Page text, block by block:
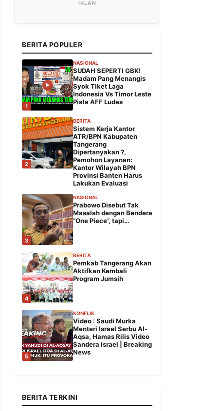
BERITA POPULER
1
NASIONAL
SUDAH SEPERTI GBK!
Madam Pang Menangis
Syok Tiket Laga
Indonesia Vs Timor Leste
Piala AFF Ludes
2
BERITA
Sistem Kerja Kantor
ATR/BPN Kabupaten
Tangerang
Dipertanyakan ?,
Pemohon Layanan:
Kantor Wilayah BPN
Provinsi Banten Harus
Lakukan Evaluasi
3
NASIONAL
Prabowo Disebut Tak
Masalah dengan Bendera
“One Piece”, tapi…
4
BERITA
Pemkab Tangerang Akan
Aktifkan Kembali
Program Jumsih
5
KONFLIK
Video : Saudi Murka
Menteri Israel Serbu Al-
Aqsa, Hamas Rilis Video
Sandera Israel | Breaking
News
BERITA TERKINI